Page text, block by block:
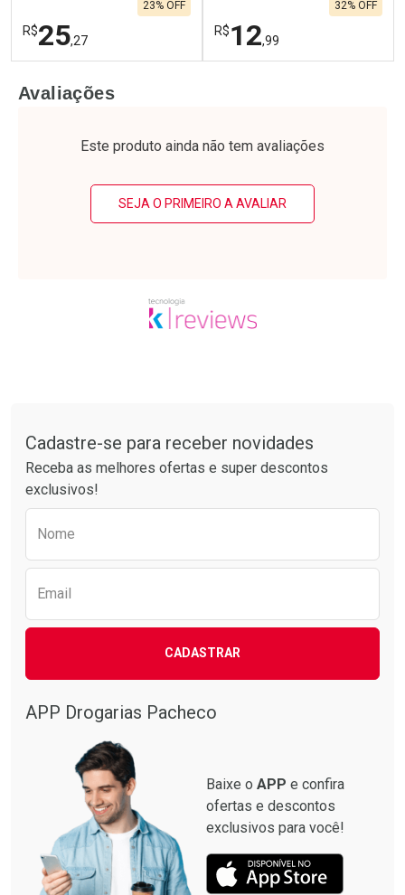
R$25,27
23% OFF
Laboratório
Por R$ 25,27/cada
Por Menos
R$12,99
32% OFF
Laboratório
Por R$ 12,99/cada
Por Menos
Avaliações
Este produto ainda não tem avaliações
SEJA O PRIMEIRO A AVALIAR
Cadastre-se para receber novidades
Receba as melhores ofertas e super descontos
exclusivos!
Nome
Email
CADASTRAR
APP Drogarias Pacheco
Baixe o APP e confira
ofertas e descontos
exclusivos para você!